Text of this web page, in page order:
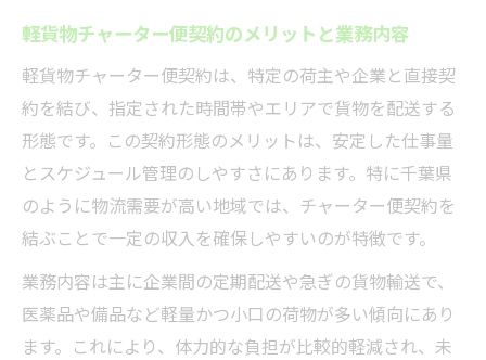
軽貨物チャーター便契約のメリットと業務内容
軽貨物チャーター便契約は、特定の荷主や企業と直接契
約を結び、指定された時間帯やエリアで貨物を配送する
形態です。この契約形態のメリットは、安定した仕事量
とスケジュール管理のしやすさにあります。特に千葉県
のように物流需要が高い地域では、チャーター便契約を
結ぶことで一定の収入を確保しやすいのが特徴です。
業務内容は主に企業間の定期配送や急ぎの貨物輸送で、
医薬品や備品など軽量かつ小口の荷物が多い傾向にあり
ます。これにより、体力的な負担が比較的軽減され、未